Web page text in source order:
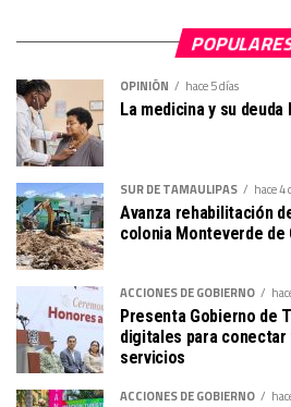
OPINIÓN hace 5 días
La medicina y su
SUR DE TAMAULIPAS hace 4
Avanza rehabilitación
colonia Monteverde de
ACCIONES DE GOBIERNO
Presenta Gobierno de
digitales para
servicios
ACCIONES DE GOBIERNO